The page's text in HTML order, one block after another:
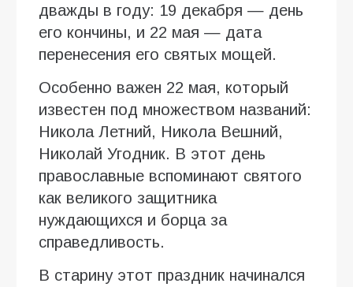
дважды в году: 19 декабря — день
его кончины, и 22 мая — дата
перенесения его святых мощей.
Особенно важен 22 мая, который
известен под множеством названий:
Никола Летний, Никола Вешний,
Николай Угодник. В этот день
православные вспоминают святого
как великого защитника
нуждающихся и борца за
справедливость.
В старину этот праздник начинался